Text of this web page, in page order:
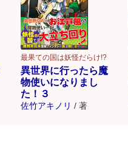
最果ての国は妖怪だらけ!?
異世界に行ったら魔
物使いになりまし
た！３
佐竹アキノリ / 著